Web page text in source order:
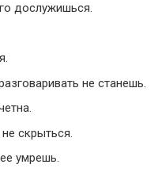
дослужишься.
не станешь.
скрыться.
умрешь.